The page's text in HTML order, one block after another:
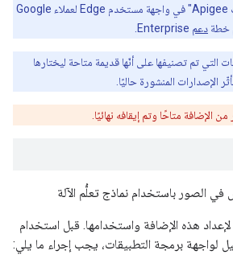
تتوفّر "إضافات Apigee" في واجهة مستخدم Edge لعملاء Google
دعم
التي تم تصنيفها على أنّها قديمة متاحة ليختارها
الإصدارات المنشورة حاليًا.
الإضافة متاحًا وتم إيقافه نهائيًا.
الصور باستخدام نماذج تعلُّم الآلة
هذه الإضافة واستخدامها. قبل استخدام
لواجهة برمجة التطبيقات، يجب إجراء ما يلي: